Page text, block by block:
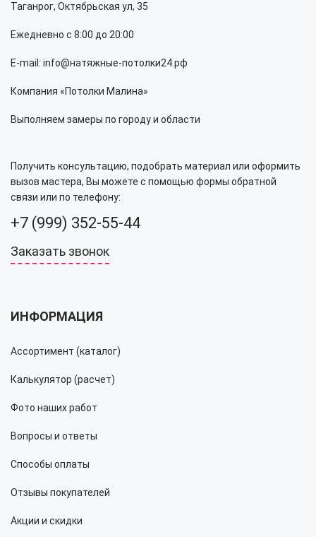
Таганрог, Октябрьская ул, 35
Ежедневно с 8:00 до 20:00
E-mail: info@натяжные-потолки24.рф
Компания «Потолки Малина»
Выполняем замеры по городу и области
Получить консультацию, подобрать материал или оформить
вызов мастера, Вы можете с помощью формы обратной
связи или по телефону:
+7 (999) 352-55-44
Заказать звонок
ИНФОРМАЦИЯ
Ассортимент (каталог)
Калькулятор (расчет)
Фото наших работ
Вопросы и ответы
Способы оплаты
Отзывы покупателей
Акции и скидки